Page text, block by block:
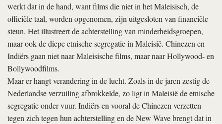
werkt dat in de hand, want films die niet in het Maleisisch, de
officiële taal, worden opgenomen, zijn uitgesloten van financiële
steun. Het illustreert de achterstelling van minderheidsgroepen,
maar ook de diepe etnische segregatie in Maleisië. Chinezen en
Indiërs gaan niet naar Maleisische films, maar naar Hollywood- en
Bollywoodfilms.
Maar er hangt verandering in de lucht. Zoals in de jaren zestig de
Nederlandse verzuiling afbrokkelde, zo ligt in Maleisië de etnische
segregatie onder vuur. Indiërs en vooral de Chinezen verzetten
tegen zich tegen hun achterstelling en de New Wave brengt dat in